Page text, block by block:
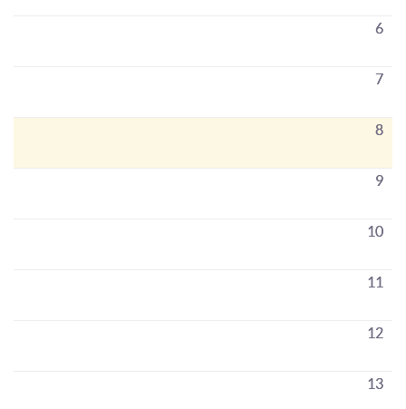
6
7
8
9
10
11
12
13